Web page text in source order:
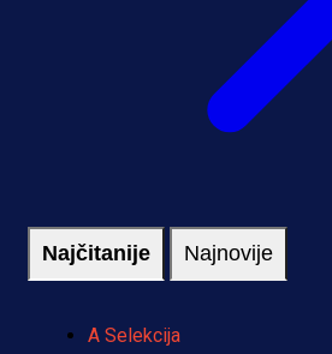
Najčitanije Najnovije
A Selekcija